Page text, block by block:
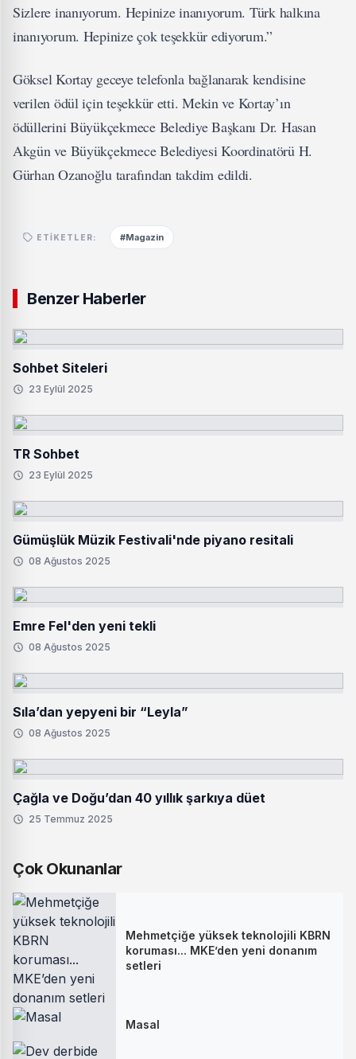
Sizlere inanıyorum. Hepinize inanıyorum. Türk halkına
inanıyorum. Hepinize çok teşekkür ediyorum.”
Göksel Kortay geceye telefonla bağlanarak kendisine
verilen ödül için teşekkür etti. Mekin ve Kortay’ın
ödüllerini Büyükçekmece Belediye Başkanı Dr. Hasan
Akgün ve Büyükçekmece Belediyesi Koordinatörü H.
Gürhan Ozanoğlu tarafından takdim edildi.
ETIKETLER: #Magazin
Benzer Haberler
Sohbet Siteleri
23 Eylül 2025
TR Sohbet
23 Eylül 2025
Gümüşlük Müzik Festivali'nde piyano resitali
08 Ağustos 2025
Emre Fel'den yeni tekli
08 Ağustos 2025
Sıla’dan yepyeni bir “Leyla”
08 Ağustos 2025
Çağla ve Doğu’dan 40 yıllık şarkıya düet
25 Temmuz 2025
Çok Okunanlar
Mehmetçiğe yüksek teknolojili KBRN
koruması... MKE’den yeni donanım
setleri
Masal